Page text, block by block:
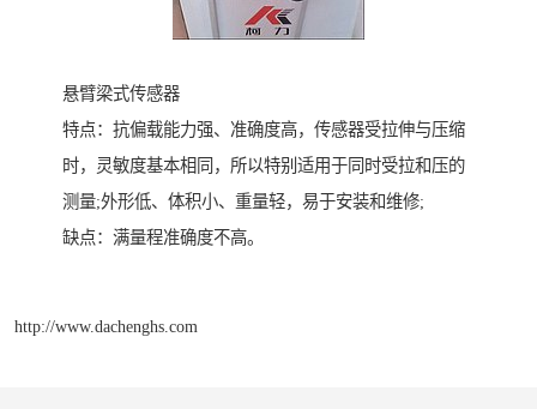
悬臂梁式传感器
特点：抗偏载能力强、准确度高，传感器受拉伸与压缩
时，灵敏度基本相同，所以特别适用于同时受拉和压的
测量;外形低、体积小、重量轻，易于安装和维修;
缺点：满量程准确度不高。
http://www.dachenghs.com